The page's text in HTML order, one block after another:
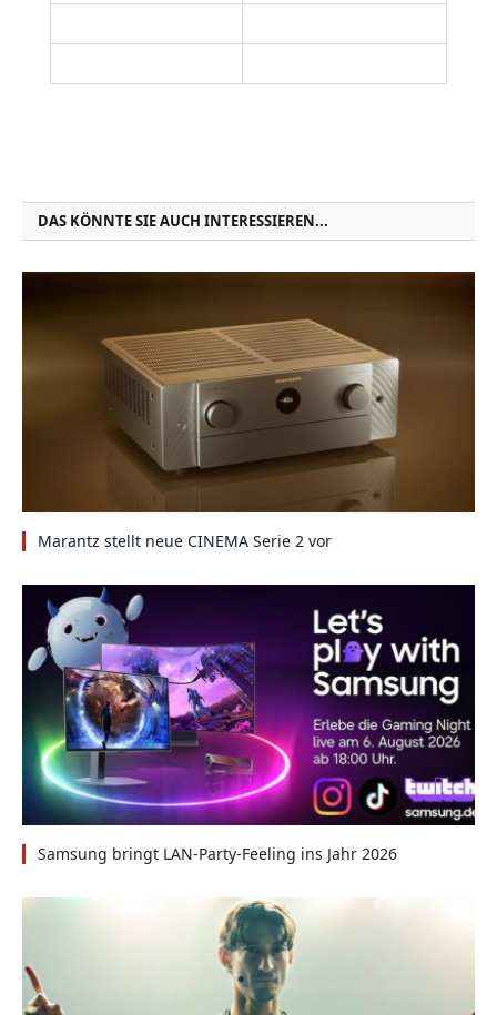
DAS KÖNNTE SIE AUCH INTERESSIEREN...
Marantz stellt neue CINEMA Serie 2 vor
Samsung bringt LAN-Party-Feeling ins Jahr 2026